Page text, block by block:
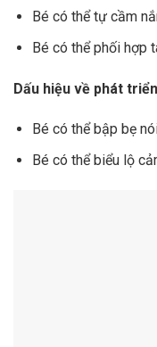
Bé có thể tự cầm
Bé có thể phối hợp
Dấu hiệu về phát
Bé có thể bập bẹ
Bé có thể biểu lộ